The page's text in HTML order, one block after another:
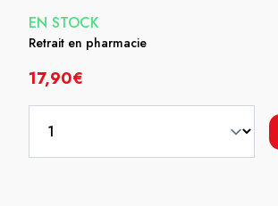
EN STOCK
Retrait en pharmacie
17,90€